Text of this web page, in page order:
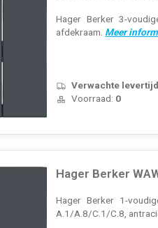
Hager Berker 3-
afdekraam. Meer
Verwachte
Voorraad: 0
Hager Berker
Hager Berker 1-
A.1/A.8/C.1/C.8,